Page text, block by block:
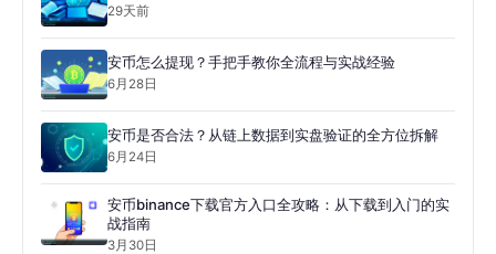
29天前
安币怎么提现？手把手教你全流程与实战经验
6月28日
安币是否合法？从链上数据到实盘验证的全方位拆解
6月24日
安币binance下载官方入口全攻略：从下载到入门的实
战指南
3月30日